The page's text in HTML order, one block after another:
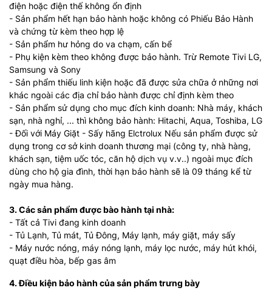
điện hoặc điện thế không ổn định
- Sản phẩm hết hạn bảo hành hoặc không có Phiếu Bảo Hành
và chứng từ kèm theo hợp lệ
- Sản phẩm hư hỏng do va chạm, cấn bể
- Phụ kiện kèm theo không được bảo hành. Trừ Remote Tivi LG,
Samsung và Sony
- Sản phẩm thiếu linh kiện hoặc đã được sửa chữa ở những nơi
khác ngoài các địa chỉ bảo hành được chỉ định kèm theo
- Sản phẩm sử dụng cho mục đích kinh doanh: Nhà máy, khách
sạn, nhà nghỉ, ... thì không bảo hành: Hitachi, Aqua, Toshiba, LG
- Đối với Máy Giặt - Sấy hãng Elctrolux Nếu sản phẩm được sử
dụng trong cơ sở kinh doanh thương mại (công ty, nhà hàng,
khách sạn, tiệm uốc tóc, căn hộ dịch vụ v.v..) ngoài mục đích
dùng cho hộ gia đình, thời hạn bảo hành sẽ là 09 tháng kể từ
ngày mua hàng.
3. Các sản phẩm được bào hành tại nhà:
- Tất cả Tivi đang kinh doanh
- Tủ Lạnh, Tủ mát, Tủ Đông, Máy lạnh, máy giặt, máy sấy
- Máy nước nóng, máy nóng lạnh, máy lọc nước, máy hút khói,
quạt điều hòa, bếp gas âm
4. Điều kiện bảo hành của sản phẩm trưng bày